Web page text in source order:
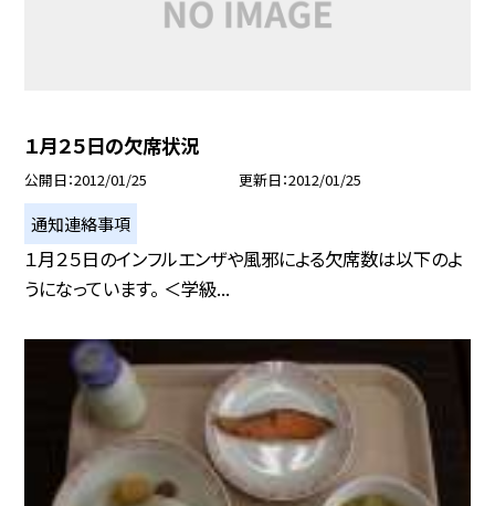
１月２５日の欠席状況
公開日 2012/01/25 更新日 2012/01/25
通知連絡事項
１月２５日のインフルエンザや風邪による欠席数は以下のよ
うになっています。 ＜学級...